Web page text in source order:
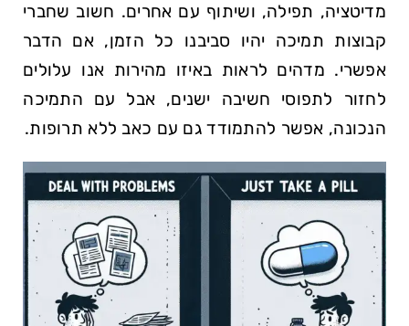
מדיטציה, תפילה, ושיתוף ‌עם אחרים. חשוב שחברי
קבוצות תמיכה יהיו סביבנו ‍כל הזמן, אם הדבר
אפשרי. מדהים לראות‍ באיזו מהירות⁤ אנו ⁤עלולים
לחזור לתפוסי חשיבה ישנים, אבל עם ​התמיכה⁤
הנכונה, אפשר להתמודד גם עם כאב ללא תרופות.